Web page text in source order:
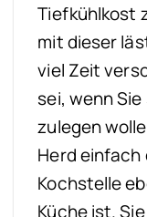
Tiefkühlkost
mit dieser
viel Zeit
sei, wenn
zulegen
Herd einfach
Kochstelle
Küche ist.